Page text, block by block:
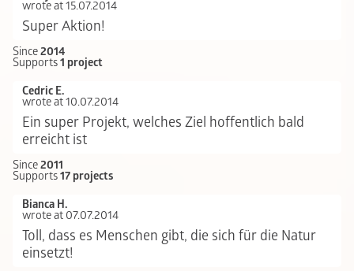
wrote at 15.07.2014
Super Aktion!
Since2014
Supports1 project
Cedric E.
wrote at 10.07.2014
Ein super Projekt, welches Ziel hoffentlich bald
erreicht ist
Since2011
Supports17 projects
Bianca H.
wrote at 07.07.2014
Toll, dass es Menschen gibt, die sich für die Natur
einsetzt!